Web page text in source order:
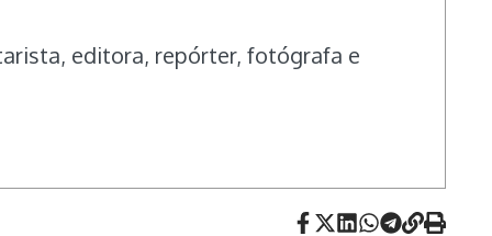
editora, repórter, fotógrafa e